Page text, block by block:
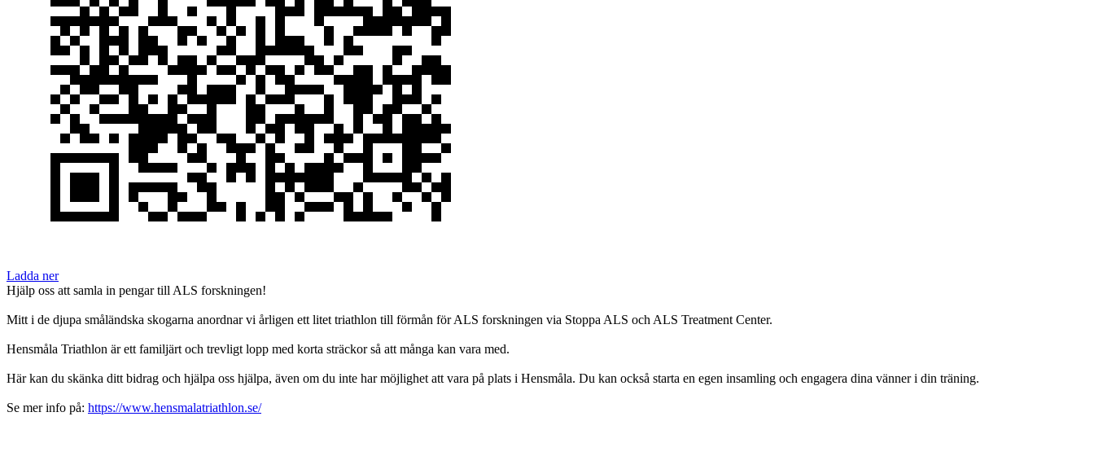
Ladda ner
Hjälp oss att samla in pengar till ALS forskningen!
Mitt i de djupa småländska skogarna anordnar vi årligen ett litet triathlon till förmån för ALS forskningen via Stoppa ALS och ALS Treatment Center.
Hensmåla Triathlon är ett familjärt och trevligt lopp med korta sträckor så att många kan vara med.
Här kan du skänka ditt bidrag och hjälpa oss hjälpa, även om du inte har möjlighet att vara på plats i Hensmåla. Du kan också starta en egen insamling och engagera dina vänner i din träning.
Se mer info på: https://www.hensmalatriathlon.se/